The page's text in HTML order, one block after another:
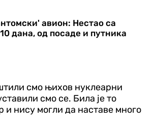
авион: Нестао са
дана, од посаде и путника
смо њихов нуклеарни
смо се. Била је то
и нису могли да наставе много